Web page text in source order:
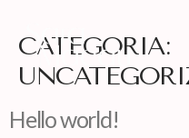
CATEGORIA:
Hello world!